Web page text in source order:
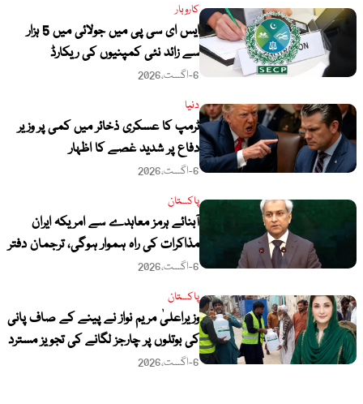
کاروبار
ایس ای سی پی میں جولائی میں 5 ہزار
سے زائد نئی کمپنیوں کی ریکارڈ
رجسٹریشن
6-اگست،2026
دنیا
ٹرمپ کا عسکری ذخائر میں کمی پر وزیر
دفاع پر شدید غصے کا اظہار
6-اگست،2026
پاکستان
آبنائے ہرمز معاہدے سے امریکہ ایران
مذاکرات کی راہ ہموار ہوگی، ترجمان دفتر
خارجہ
6-اگست،2026
پاکستان
وزیراعلیٰ مریم نواز نے پینے کے صاف پانی
کی بوتلوں پر چارجز لگانے کی تجویز مسترد
کر دی
6-اگست،2026